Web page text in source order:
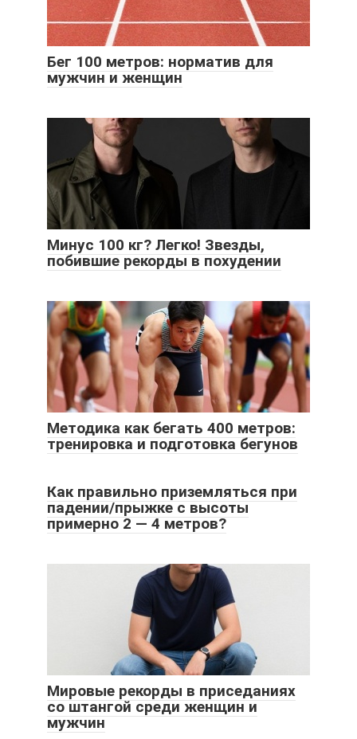
Бег 100 метров: норматив для
мужчин и женщин
Минус 100 кг? Легко! Звезды,
побившие рекорды в похудении
Методика как бегать 400 метров:
тренировка и подготовка бегунов
Как правильно приземляться при
падении/прыжке с высоты
примерно 2 — 4 метров?
Мировые рекорды в приседаниях
со штангой среди женщин и
мужчин